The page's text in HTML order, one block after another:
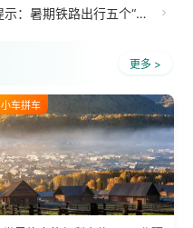
库尔勒车站派出所铁警提示：暑期铁路出行五个“不要”
更多 >
小车拼车